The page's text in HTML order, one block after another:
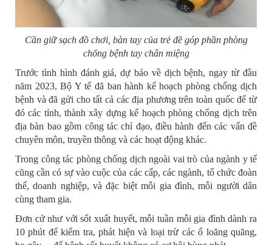
Cần giữ sạch đồ chơi, bàn tay của trẻ đề góp phần phòng
chống bệnh tay chân miệng
Trước tình hình đánh giá, dự báo về dịch bệnh, ngay từ đầu
năm 2023, Bộ Y tế đã ban hành kế hoạch phòng chống dịch
bệnh và đã gửi cho tất cả các địa phương trên toàn quốc để từ
đó các tỉnh, thành xây dựng kế hoạch phòng chống dịch trên
địa bàn bao gồm công tác chỉ đạo, điều hành đến các vấn đề
chuyên môn, truyền thông và các hoạt động khác.
Trong công tác phòng chống dịch ngoài vai trò của ngành y tế
cũng cần có sự vào cuộc của các cấp, các ngành, tổ chức đoàn
thể, doanh nghiệp, và đặc biệt mỗi gia đình, mỗi người dân
cùng tham gia.
Đơn cử như với sốt xuất huyết, mỗi tuần mỗi gia đình dành ra
10 phút để kiểm tra, phát hiện và loại trừ các ổ loăng quăng,